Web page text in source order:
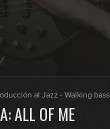
al Jazz - Walking bass
ALL OF ME